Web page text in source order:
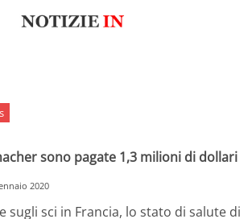
sono pagate 1,3 milioni di dollari
2020
sugli sci in Francia, lo stato di salute di